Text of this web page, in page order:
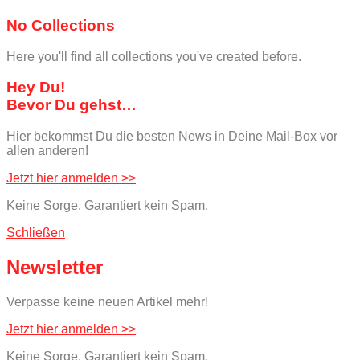
No Collections
Here you'll find all collections you've created before.
Hey Du!
Bevor Du gehst…
Hier bekommst Du die besten News in Deine Mail-Box vor
allen anderen!
Jetzt hier anmelden >>
Keine Sorge. Garantiert kein Spam.
Schließen
Newsletter
Verpasse keine neuen Artikel mehr!
Jetzt hier anmelden >>
Keine Sorge. Garantiert kein Spam.